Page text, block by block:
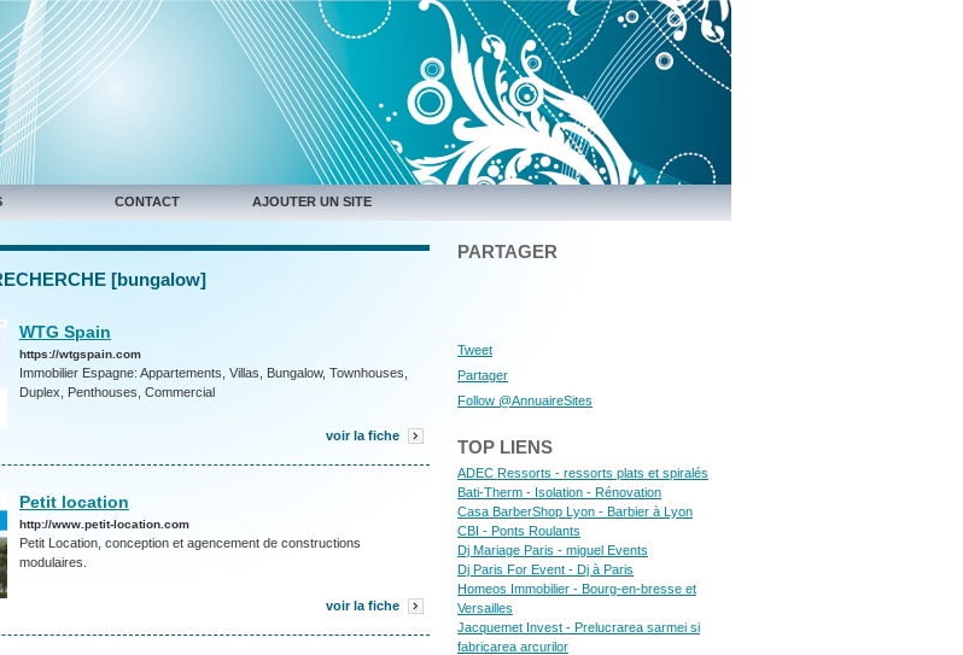
CONTACT AJOUTER UN SITE
[bungalow]
WTG Spain
https://wtgspain.com
Immobilier Espagne: Appartements, Villas, Bungalow, Townhouses,
Duplex, Penthouses, Commercial
voir la fiche
Petit location
http://www.petit-location.com
Petit Location, conception et agencement de constructions
modulaires.
voir la fiche
PARTAGER
Tweet
Partager
Follow @AnnuaireSites
TOP LIENS
ADEC Ressorts - ressorts plats et spiralés
Bati-Therm - Isolation - Rénovation
Casa BarberShop Lyon - Barbier à Lyon
CBI - Ponts Roulants
Dj Mariage Paris - miguel Events
Dj Paris For Event - Dj à Paris
Homeos Immobilier - Bourg-en-bresse et
Versailles
Jacquemet Invest - Prelucrarea sarmei si
fabricarea arcurilor